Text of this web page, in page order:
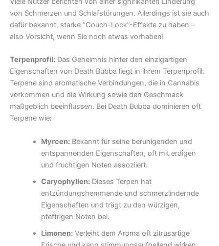
von Schmerzen und Schlafstörungen. Allerdings ist sie auch
dafür bekannt, starke “Couch-Lock”-Effekte zu haben –
also Vorsicht, wenn Sie noch etwas vorhaben!
Terpenprofil: Das Geheimnis hinter den einzigartigen
Eigenschaften von Death Bubba liegt in ihrem Terpenprofil.
Terpene sind aromatische Verbindungen, die in Cannabis
vorkommen und die Wirkung sowie den Geschmack
maßgeblich beeinflussen. Bei Death Bubba dominieren oft
Terpene wie:
Myrcen:Bekannt für seine beruhigenden und
entspannenden Eigenschaften, oft mit erdigen
und fruchtigen Noten assoziiert.
Caryophyllen:Dieses Terpen hat
entzündungshemmende und schmerzlindernde
Eigenschaften und trägt zu den würzigen,
pfeffrigen Noten bei.
Limonen:Verleiht dem Aroma oft zitrusartige